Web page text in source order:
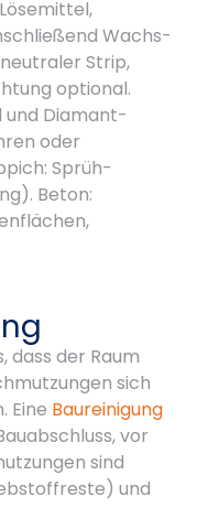
Wachs-
Strip,
optional.
und Diamant-
oder
Sprüh-
Beton:
dass der Raum
sich
Eine Baureinigung
vor
sind
und